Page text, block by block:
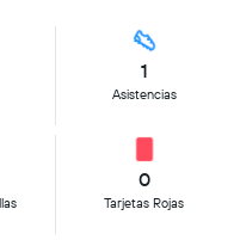
1
Asistencias
0
Tarjetas Rojas